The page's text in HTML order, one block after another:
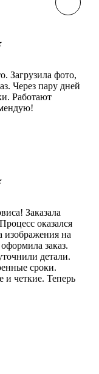
Загрузила фото,
Через пару дней
Работают
Заказала
оказался
изображения на
заказ.
детали.
сроки.
и четкие. Теперь